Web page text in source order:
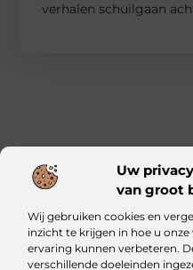
Uw
van groot
Wij gebruiken cookies en
inzicht te krijgen in hoe u
ervaring kunnen verbeteren.
verschillende doeleinden
verhalen schuilgaan
Main Links